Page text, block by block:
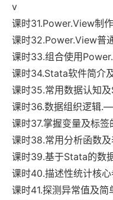
v
课时31.Power.View制
课时32.Power.View普
课时33.组合使用
课时34.Stata软件简介
课时35.常用数据认知
课时36.数据组织逻辑
课时37.掌握变量及标
课时38.常用分析函数
课时39.基于Stata的数
课时40.描述性统计核
课时41.探测异常值及